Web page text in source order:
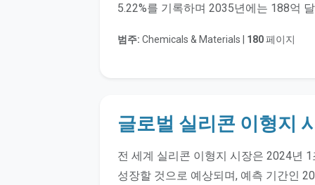
5.22%를 기록하며 2035년에는 188억
범주: Chemicals & Materials | 180페이지
글로벌 실리콘 이형지
전 세계 실리콘 이형지 시장은 2024년
성장할 것으로 예상되며, 예측 기간인